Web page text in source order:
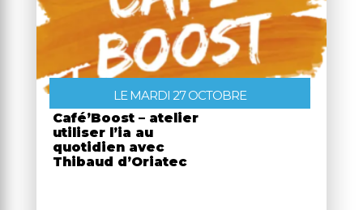
LE MARDI 27 OCTOBRE
Café’Boost – atelier
utiliser l’ia au
quotidien avec
Thibaud d’Oriatec